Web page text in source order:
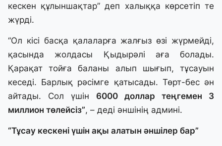
кескен құлыншақтар” деп халыққа көрсетіп те
жүрді.
“Ол кісі басқа қалаларға жалғыз өзі жүрмейді,
қасында жолдасы Қыдырәлі аға болады.
Қарақат тойға баланы алып шығып, тұсауын
кеседі. Барлық рәсімге қатысады. Төрт-бес ән
айтады. Сол үшін 6000 доллар теңгемен 3
миллион төлейсіз”, – деді әншінің админі.
“Тұсау кескені үшін ақы алатын әншілер бар”